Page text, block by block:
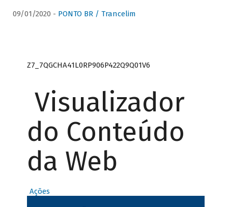
09/01/2020 - PONTO BR / Trancelim
Z7_7QGCHA41L0RP906P422Q9Q01V6
Visualizador
do Conteúdo
da Web
Ações